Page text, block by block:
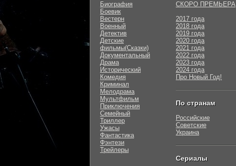
Биография
Боевик
Вестерн
Военный
Детектив
Детские
фильмы(Сказки)
Документальный
Драма
Исторический
Комедия
Криминал
Мелодрама
Мультфильм
Приключения
Семейный
Триллер
Ужасы
Фантастика
Фэнтези
Трейлеры
СКОРО ПРЕМЬЕРА
2017 года
2018 года
2019 года
2020 года
2021 года
2022 года
2023 года
2024 года
Про Новый Год!
По странам
Российские
Советские
Украина
Сериалы